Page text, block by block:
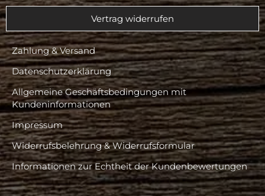
Vertrag widerrufen
Zahlung & Versand
Datenschutzerklärung
Allgemeine Geschäftsbedingungen mit
Kundeninformationen
Impressum
Widerrufsbelehrung & Widerrufsformular
Informationen zur Echtheit der Kundenbewertungen